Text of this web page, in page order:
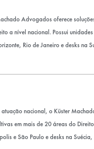
Advogados oferece
a nível nacional. Possui
Rio de Janeiro e desks na
nacional, o Küster
em mais de 20 áreas do
e São Paulo e desks na